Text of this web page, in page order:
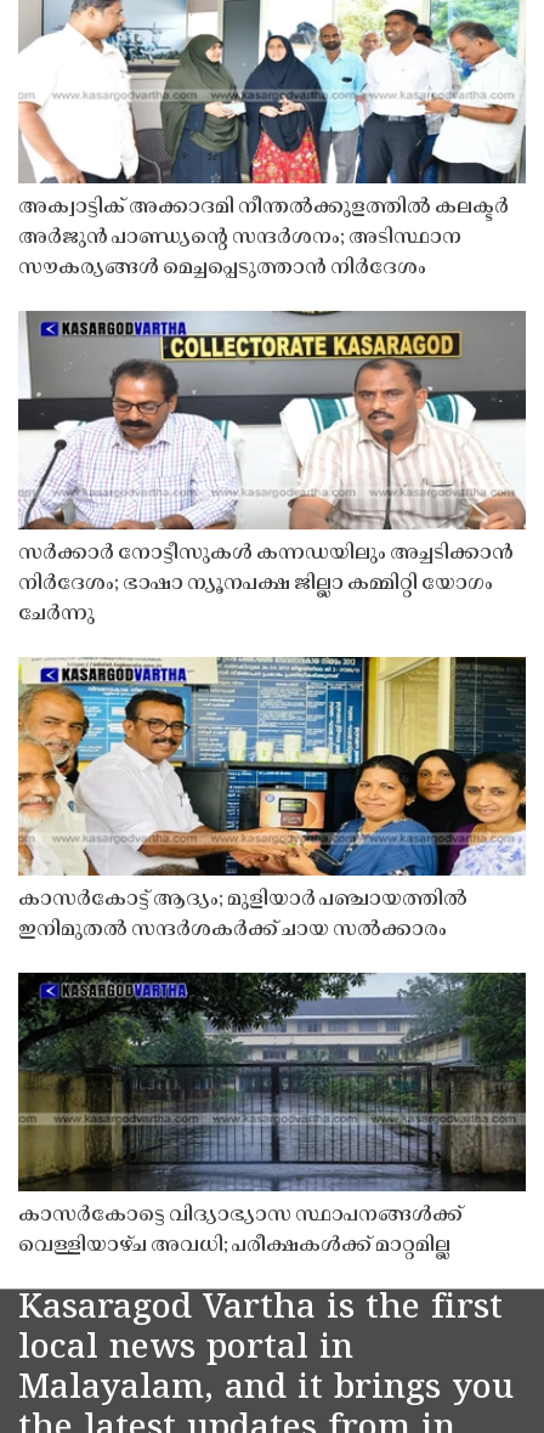
അക്വാട്ടിക് അക്കാദമി നീന്തൽക്കുളത്തിൽ കലക്ടർ
അർജുൻ പാണ്ഡ്യൻ്റെ സന്ദർശനം; അടിസ്ഥാന
സൗകര്യങ്ങൾ മെച്ചപ്പെടുത്താൻ നിർദേശം
സർക്കാർ നോട്ടീസുകൾ കന്നഡയിലും അച്ചടിക്കാൻ
നിർദേശം; ഭാഷാ ന്യൂനപക്ഷ ജില്ലാ കമ്മിറ്റി യോഗം
ചേർന്നു
കാസർകോട്ട് ആദ്യം; മുളിയാർ പഞ്ചായത്തിൽ
ഇനിമുതൽ സന്ദർശകർക്ക് ചായ സൽക്കാരം
കാസർകോട്ടെ വിദ്യാഭ്യാസ സ്ഥാപനങ്ങൾക്ക്
വെള്ളിയാഴ്ച അവധി; പരീക്ഷകൾക്ക് മാറ്റമില്ല
Kasaragod Vartha is the first
local news portal in
Malayalam, and it brings you